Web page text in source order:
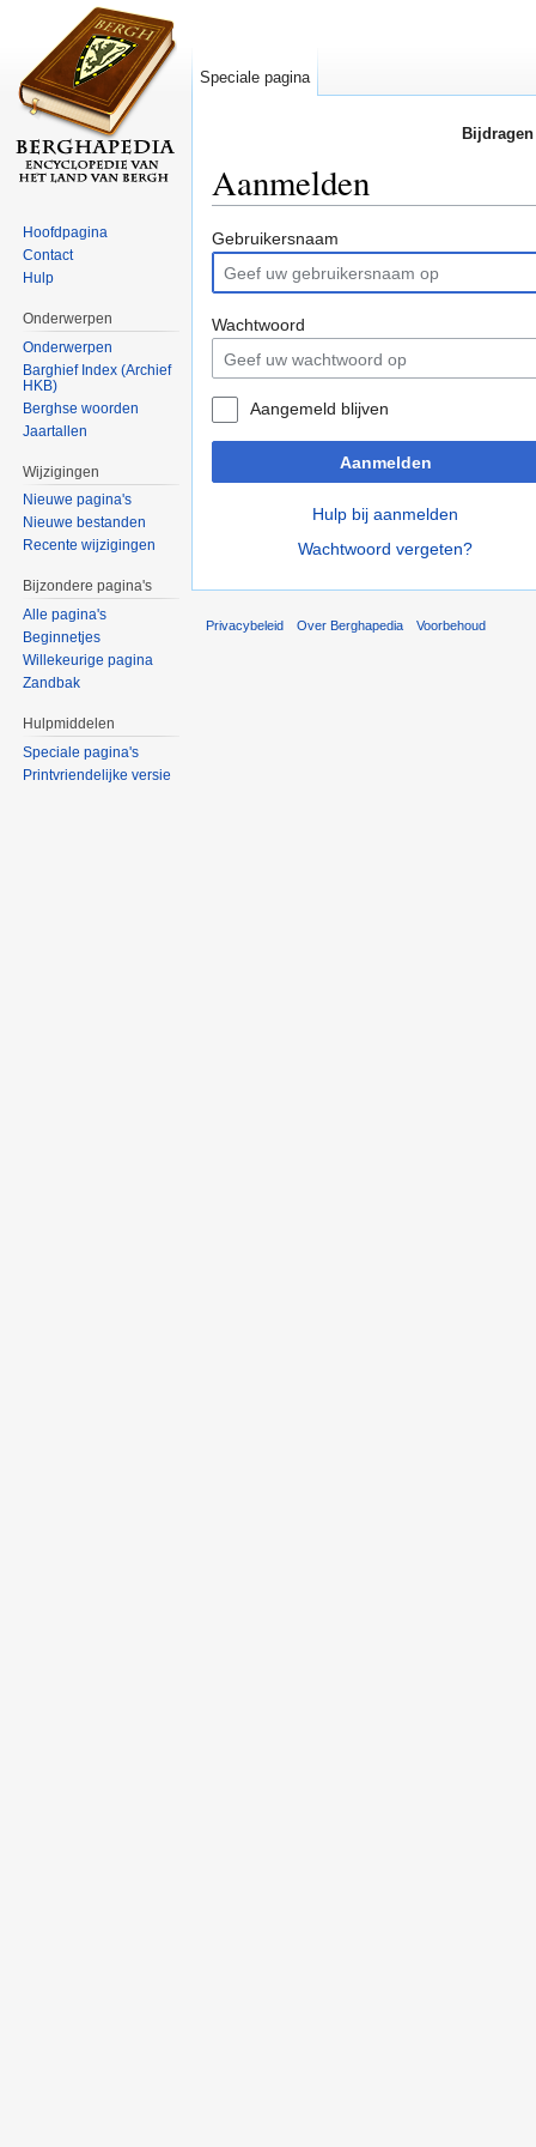
Aanmelden
Gebruikersnaam
Wachtwoord
Aangemeld blijven
Aanmelden
Hulp bij aanmelden
Wachtwoord vergeten?
Speciale pagina
Hoofdpagina
Contact
Hulp
Onderwerpen
Onderwerpen
Barghief Index (Archief
HKB)
Berghse woorden
Jaartallen
Wijzigingen
Nieuwe pagina's
Nieuwe bestanden
Recente wijzigingen
Bijzondere pagina's
Alle pagina's
Beginnetjes
Willekeurige pagina
Zandbak
Hulpmiddelen
Speciale pagina's
Printvriendelijke versie
Privacybeleid Over Berghapedia Voorbehoud